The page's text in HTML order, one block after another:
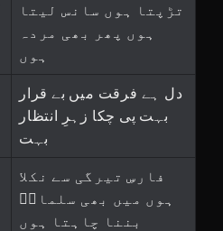
تڑپتا ہوں سانس لیتا
ہوں پھر بھی مردہ
ہوں
دل ہے فرقت میں بے قرار
بہت پی چکا زہرِ انتظار
بہت
فارسِ تیرگی سے نکلا
ہوں میں بھی سلمانؑ
بننا چاہتا ہوں